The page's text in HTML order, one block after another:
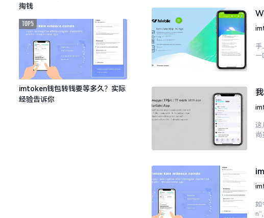
掏钱
imtoken钱包转钱要等多久？实际
经验告诉你
TOP5
手
一
这
如